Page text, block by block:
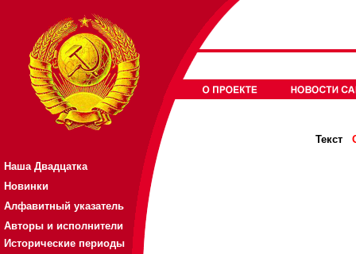
Наша Двадцатка
Новинки
Алфавитный указатель
Авторы и исполнители
Исторические периоды
Текст